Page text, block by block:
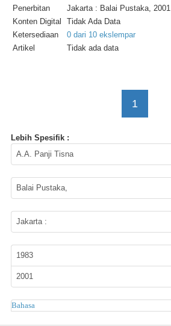
Penerbitan
Jakarta : Balai Pustaka, 2001
Konten Digital
Tidak Ada Data
Ketersediaan
0 dari 10 ekslempar
Artikel
Tidak ada data
1
Lebih Spesifik :
Pengarang
A.A. Panji Tisna
Penerbit
Balai Pustaka,
Lokasi Terbitan
Jakarta :
Tahun Terbit
1983
2001
Subyek
Bahasa